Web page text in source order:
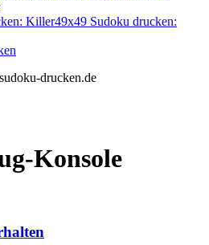
49x49 Sudoku drucken:
drucken.de
Konsole